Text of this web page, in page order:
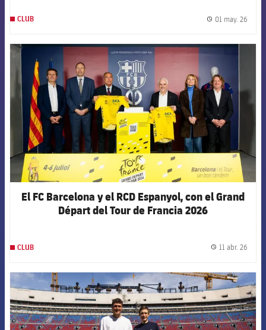
CLUB 01 may. 26
FCB Barcelona badge
El FC Barcelona y el RCD Espanyol, con el Grand
Départ del Tour de Francia 2026
CLUB 11 abr. 26
FCB Barcelona badge